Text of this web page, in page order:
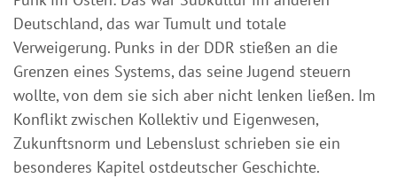
Deutschland, das war Tumult und totale
Verweigerung. Punks in der DDR stießen an die
Grenzen eines Systems, das seine Jugend steuern
wollte, von dem sie sich aber nicht lenken ließen. Im
Konflikt zwischen Kollektiv und Eigenwesen,
Zukunftsnorm und Lebenslust schrieben sie ein
besonderes Kapitel ostdeutscher Geschichte.